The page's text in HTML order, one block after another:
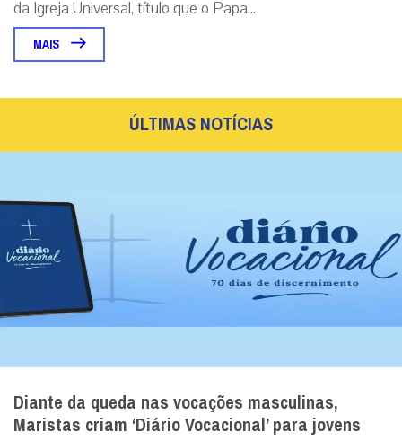
Diante da queda nas vocações masculinas,
Maristas criam ‘Diário Vocacional’ para jovens
Publicação propõe um itinerário de 70 dias de oração, meditação e
escrita para ajudar jovens acompanhados pela instituição a
discernirem o...